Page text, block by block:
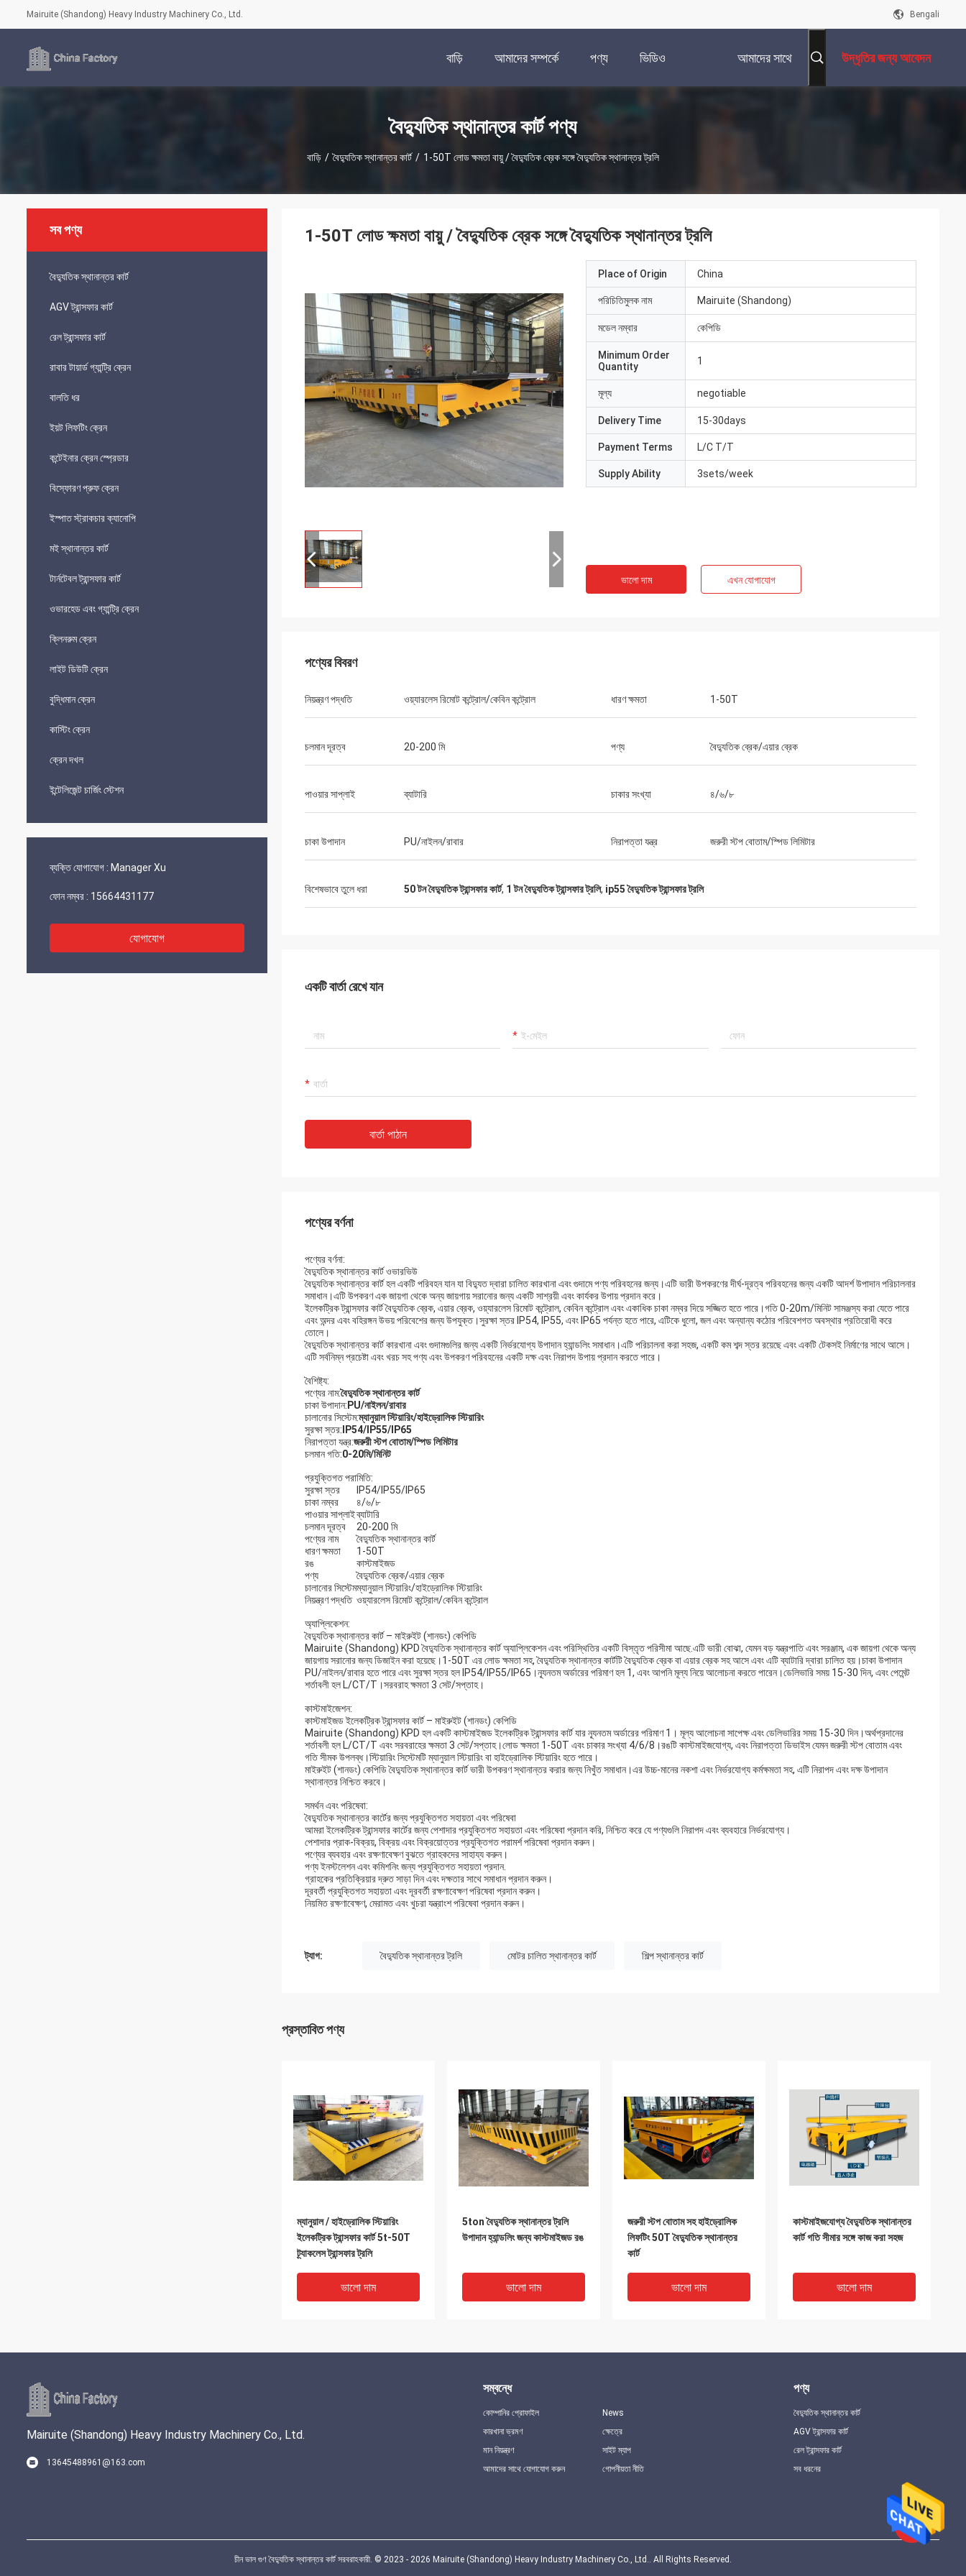
Mairuite (Shandong) Heavy Industry Machinery Co., Ltd. Bengali
বাড়ি আমাদের সম্পর্কে পণ্য ভিডিও আমাদের সাথে উদ্ধৃতির জন্য আবেদন
বৈদ্যুতিক স্থানান্তর কার্ট পণ্য
বাড়ি / বৈদ্যুতিক স্থানান্তর কার্ট / 1-50T লোড ক্ষমতা বায়ু / বৈদ্যুতিক ব্রেক সঙ্গে বৈদ্যুতিক স্থানান্তর ট্রলি
সব পণ্য
বৈদ্যুতিক স্থানান্তর কার্ট
AGV ট্রান্সফার কার্ট
রেল ট্রান্সফার কার্ট
রাবার টায়ার্ড গ্যান্ট্রি ক্রেন
বালতি ধর
ইয়ট লিফটিং ক্রেন
কন্টেইনার ক্রেন স্প্রেডার
বিস্ফোরণ প্রুফ ক্রেন
ইস্পাত স্ট্রাকচার ক্যানোপি
মই স্থানান্তর কার্ট
টার্নটেবল ট্রান্সফার কার্ট
ওভারহেড এবং গ্যান্ট্রি ক্রেন
ক্লিনরুম ক্রেন
লাইট ডিউটি ​​ক্রেন
বুদ্ধিমান ক্রেন
কাস্টিং ক্রেন
ক্রেন দখল
ইন্টেলিজেন্ট চার্জিং স্টেশন
ব্যক্তি যোগাযোগ : Manager Xu
ফোন নম্বর : 15664431177
যোগাযোগ
1-50T লোড ক্ষমতা বায়ু / বৈদ্যুতিক ব্রেক সঙ্গে বৈদ্যুতিক স্থানান্তর ট্রলি
Place of Origin China
পরিচিতিমুলক নাম Mairuite (Shandong)
মডেল নম্বার কেপিডি
Minimum Order
Quantity
1
মূল্য negotiable
Delivery Time 15-30days
Payment Terms L/C T/T
Supply Ability 3sets/week
ভালো দাম এখন যোগাযোগ
পণ্যের বিবরণ
নিয়ন্ত্রণ পদ্ধতি ওয়্যারলেস রিমোট কন্ট্রোল/কেবিন কন্ট্রোল ধারণ ক্ষমতা 1-50T
চলমান দূরত্ব 20-200 মি পণ্য বৈদ্যুতিক ব্রেক/এয়ার ব্রেক
পাওয়ার সাপ্লাই ব্যাটারি চাকার সংখ্যা ৪/৬/৮
চাকা উপাদান PU/নাইলন/রাবার নিরাপত্তা যন্ত্র জরুরী স্টপ বোতাম/স্পিড লিমিটার
বিশেষভাবে তুলে ধরা 50 টন বৈদ্যুতিক ট্রান্সফার কার্ট, 1 টন বৈদ্যুতিক ট্রান্সফার ট্রলি, ip55 বৈদ্যুতিক ট্রান্সফার ট্রলি
একটি বার্তা রেখে যান
বার্তা পাঠান
পণ্যের বর্ণনা
পণ্যের বর্ণনা:
বৈদ্যুতিক স্থানান্তর কার্ট ওভারভিউ
বৈদ্যুতিক স্থানান্তর কার্ট হল একটি পরিবহন যান যা বিদ্যুত দ্বারা চালিত কারখানা এবং গুদামে পণ্য পরিবহনের জন্য।এটি ভারী উপকরণের দীর্ঘ-দূরত্ব পরিবহনের জন্য একটি আদর্শ উপাদান পরিচালনার
সমাধান।এটি উপকরণ এক জায়গা থেকে অন্য জায়গায় সরানোর জন্য একটি সাশ্রয়ী এবং কার্যকর উপায় প্রদান করে।
ইলেকট্রিক ট্রান্সফার কার্ট বৈদ্যুতিক ব্রেক, এয়ার ব্রেক, ওয়্যারলেস রিমোট কন্ট্রোল, কেবিন কন্ট্রোল এবং একাধিক চাকা নম্বর দিয়ে সজ্জিত হতে পারে।গতি 0-20m/মিনিট সামঞ্জস্য করা যেতে পারে
এবং অন্দর এবং বহিরঙ্গন উভয় পরিবেশের জন্য উপযুক্ত।সুরক্ষা স্তর IP54, IP55, এবং IP65 পর্যন্ত হতে পারে, এটিকে ধুলো, জল এবং অন্যান্য কঠোর পরিবেশগত অবস্থার প্রতিরোধী করে
তোলে।
বৈদ্যুতিক স্থানান্তর কার্ট কারখানা এবং গুদামগুলির জন্য একটি নির্ভরযোগ্য উপাদান হ্যান্ডলিং সমাধান।এটি পরিচালনা করা সহজ, একটি কম শব্দ স্তর রয়েছে এবং একটি টেকসই নির্মাণের সাথে আসে।
এটি সর্বনিম্ন প্রচেষ্টা এবং খরচ সহ পণ্য এবং উপকরণ পরিবহনের একটি দক্ষ এবং নিরাপদ উপায় প্রদান করতে পারে।
বৈশিষ্ট্য:
পণ্যের নাম:বৈদ্যুতিক স্থানান্তর কার্ট
চাকা উপাদান: PU/নাইলন/রাবার
চালানোর সিস্টেম:ম্যানুয়াল স্টিয়ারিং/হাইড্রোলিক স্টিয়ারিং
সুরক্ষা স্তর: IP54/IP55/IP65
নিরাপত্তা যন্ত্র:জরুরী স্টপ বোতাম/স্পিড লিমিটার
চলমান গতি:0-20মি/মিনিট
প্রযুক্তিগত পরামিতি:
সুরক্ষা স্তর
IP54/IP55/IP65
চাকা নম্বর
৪/৬/৮
পাওয়ার সাপ্লাইব্যাটারি
চলমান দূরত্ব
20-200 মি
পণ্যের নাম
বৈদ্যুতিক স্থানান্তর কার্ট
ধারণ ক্ষমতা
1-50T
রঙ
কাস্টমাইজড
পণ্য
বৈদ্যুতিক ব্রেক/এয়ার ব্রেক
চালানোর সিস্টেমম্যানুয়াল স্টিয়ারিং/হাইড্রোলিক স্টিয়ারিং
নিয়ন্ত্রণ পদ্ধতি ওয়্যারলেস রিমোট কন্ট্রোল/কেবিন কন্ট্রোল
অ্যাপ্লিকেশন:
বৈদ্যুতিক স্থানান্তর কার্ট – মাইরুইট (শানডং) কেপিডি
Mairuite (Shandong) KPD বৈদ্যুতিক স্থানান্তর কার্ট অ্যাপ্লিকেশন এবং পরিস্থিতির একটি বিস্তৃত পরিসীমা আছে.এটি ভারী বোঝা, যেমন বড় যন্ত্রপাতি এবং সরঞ্জাম, এক জায়গা থেকে অন্য
জায়গায় সরানোর জন্য ডিজাইন করা হয়েছে।1-50T এর লোড ক্ষমতা সহ, বৈদ্যুতিক স্থানান্তর কার্টটি বৈদ্যুতিক ব্রেক বা এয়ার ব্রেক সহ আসে এবং এটি ব্যাটারি দ্বারা চালিত হয়।চাকা উপাদান
PU/নাইলন/রাবার হতে পারে এবং সুরক্ষা স্তর হল IP54/IP55/IP65।ন্যূনতম অর্ডারের পরিমাণ হল 1, এবং আপনি মূল্য নিয়ে আলোচনা করতে পারেন।ডেলিভারি সময় 15-30 দিন, এবং পেমেন্ট
শর্তাবলী হল L/CT/T।সরবরাহ ক্ষমতা 3 সেট/সপ্তাহ।
কাস্টমাইজেশন:
কাস্টমাইজড ইলেকট্রিক ট্রান্সফার কার্ট – মাইরুইট (শানডং) কেপিডি
Mairuite (Shandong) KPD হল একটি কাস্টমাইজড ইলেকট্রিক ট্রান্সফার কার্ট যার ন্যূনতম অর্ডারের পরিমাণ 1। মূল্য আলোচনা সাপেক্ষ এবং ডেলিভারির সময় 15-30 দিন।অর্থপ্রদানের
শর্তাবলী হল L/CT/T এবং সরবরাহের ক্ষমতা 3 সেট/সপ্তাহ।লোড ক্ষমতা 1-50T এবং চাকার সংখ্যা 4/6/8।রঙটি কাস্টমাইজযোগ্য, এবং নিরাপত্তা ডিভাইস যেমন জরুরী স্টপ বোতাম এবং
গতি সীমক উপলব্ধ।স্টিয়ারিং সিস্টেমটি ম্যানুয়াল স্টিয়ারিং বা হাইড্রোলিক স্টিয়ারিং হতে পারে।
মাইরুইট (শানডং) কেপিডি বৈদ্যুতিক স্থানান্তর কার্ট ভারী উপকরণ স্থানান্তর করার জন্য নিখুঁত সমাধান।এর উচ্চ-মানের নকশা এবং নির্ভরযোগ্য কর্মক্ষমতা সহ, এটি নিরাপদ এবং দক্ষ উপাদান
স্থানান্তর নিশ্চিত করবে।
সমর্থন এবং পরিষেবা:
বৈদ্যুতিক স্থানান্তর কার্টের জন্য প্রযুক্তিগত সহায়তা এবং পরিষেবা
আমরা ইলেকট্রিক ট্রান্সফার কার্টের জন্য পেশাদার প্রযুক্তিগত সহায়তা এবং পরিষেবা প্রদান করি, নিশ্চিত করে যে পণ্যগুলি নিরাপদ এবং ব্যবহারে নির্ভরযোগ্য।
পেশাদার প্রাক-বিক্রয়, বিক্রয় এবং বিক্রয়োত্তর প্রযুক্তিগত পরামর্শ পরিষেবা প্রদান করুন।
পণ্যের ব্যবহার এবং রক্ষণাবেক্ষণ বুঝতে গ্রাহকদের সাহায্য করুন।
পণ্য ইনস্টলেশন এবং কমিশনিং জন্য প্রযুক্তিগত সহায়তা প্রদান.
গ্রাহকের প্রতিক্রিয়ার দ্রুত সাড়া দিন এবং দক্ষতার সাথে সমাধান প্রদান করুন।
দূরবর্তী প্রযুক্তিগত সহায়তা এবং দূরবর্তী রক্ষণাবেক্ষণ পরিষেবা প্রদান করুন।
নিয়মিত রক্ষণাবেক্ষণ, মেরামত এবং খুচরা যন্ত্রাংশ পরিষেবা প্রদান করুন।
ট্যাগ: বৈদ্যুতিক স্থানান্তর ট্রলি মোটর চালিত স্থানান্তর কার্ট শিল্প স্থানান্তর কার্ট
প্রস্তাবিত পণ্য
ম্যানুয়াল / হাইড্রোলিক স্টিয়ারিং
ইলেকট্রিক ট্রান্সফার কার্ট 5t-50T
ট্র্যাকলেস ট্রান্সফার ট্রলি
ভালো দাম
5ton বৈদ্যুতিক স্থানান্তর ট্রলি
উপাদান হ্যান্ডলিং জন্য কাস্টমাইজড রঙ
ভালো দাম
জরুরী স্টপ বোতাম সহ হাইড্রোলিক
লিফটিং 50T বৈদ্যুতিক স্থানান্তর
কার্ট
ভালো দাম
কাস্টমাইজযোগ্য বৈদ্যুতিক স্থানান্তর
কার্ট গতি সীমার সঙ্গে কাজ করা সহজ
ভালো দাম
ভালো দাম ভালো দাম ভালো দাম
IP54/IP55/IP65 মোটরাইজড
Mairuite (Shandong) Heavy Industry Machinery Co., Ltd.
13645488961@163.com
সম্বন্ধে
কোম্পানির প্রোফাইল
কারখানা ভ্রমণ
মান নিয়ন্ত্রণ
আমাদের সাথে যোগাযোগ করুন
News
ক্ষেত্রে
সাইট ম্যাপ
গোপনীয়তা নীতি
পণ্য
বৈদ্যুতিক স্থানান্তর কার্ট
AGV ট্রান্সফার কার্ট
রেল ট্রান্সফার কার্ট
সব ধরনের
চীন ভাল গুণ বৈদ্যুতিক স্থানান্তর কার্ট সরবরাহকারী. © 2023 - 2026 Mairuite (Shandong) Heavy Industry Machinery Co., Ltd.. All Rights Reserved.